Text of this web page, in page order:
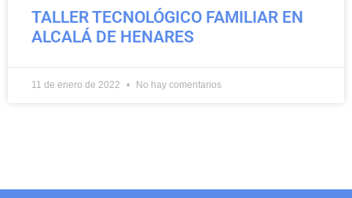
TALLER TECNOLÓGICO FAMILIAR EN
ALCALÁ DE HENARES
11 de enero de 2022 No hay comentarios